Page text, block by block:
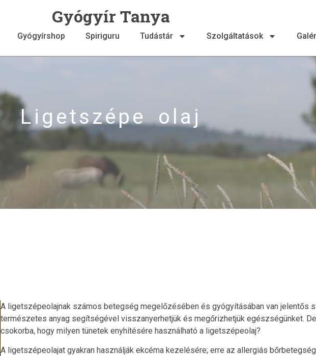
Gyógyír Tanya
Gyógyírshop Spiriguru Tudástár Szolgáltatások
Ligetszépe olaj
A ligetszépeolajnak számos betegség megelőzésében és gyógyításában van jelentős
természetes anyag segítségével visszanyerhetjük és megőrizhetjük egészségünket.
csokorba, hogy milyen tünetek enyhítésére használható a ligetszépeolaj?
A ligetszépeolajat gyakran használják ekcéma kezelésére; erre az allergiás